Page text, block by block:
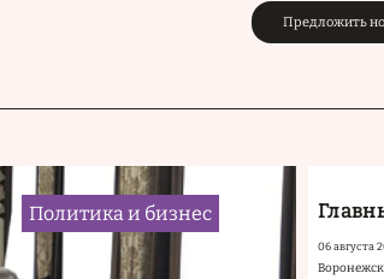
Предложить
Политика и бизнес
06 августа